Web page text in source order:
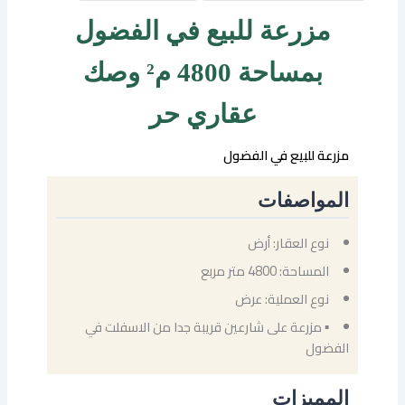
مزرعة للبيع في الفضول
بمساحة 4800 م² وصك
عقاري حر
مزرعة للبيع في الفضول
المواصفات
نوع العقار: أرض
المساحة: 4800 متر مربع
نوع العملية: عرض
▪ مزرعة على شارعين قريبة جدا من الاسفلت في
الفضول
المميزات